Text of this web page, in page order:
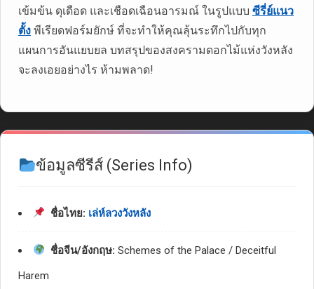
เข้มข้น ดุเดือด และเชือดเฉือนอารมณ์ ในรูปแบบ ซีรี่ย์แนว
ตั้ง พีเรียดฟอร์มยักษ์ ที่จะทำให้คุณลุ้นระทึกไปกับทุก
แผนการอันแยบยล บทสรุปของสงครามดอกไม้แห่งวังหลัง
จะลงเอยอย่างไร ห้ามพลาด!
ข้อมูลซีรีส์ (Series Info)
ชื่อไทย: เล่ห์ลวงวังหลัง
ชื่อจีน/อังกฤษ: Schemes of the Palace / Deceitful
Harem